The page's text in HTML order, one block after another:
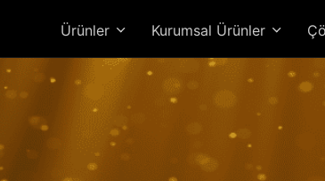
Ürünler Kurumsal Ürünler